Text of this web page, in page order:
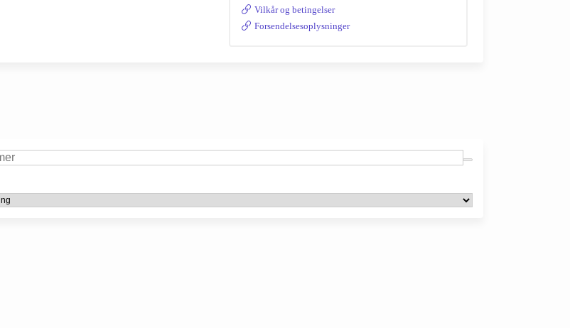
Vilkår og betingelser
Forsendelsesoplysninger